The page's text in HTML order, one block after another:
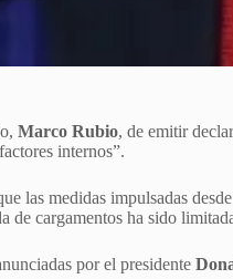
Marco Rubio, de emitir
internos”.
las medidas impulsadas desde
de cargamentos ha sido
por el presidente